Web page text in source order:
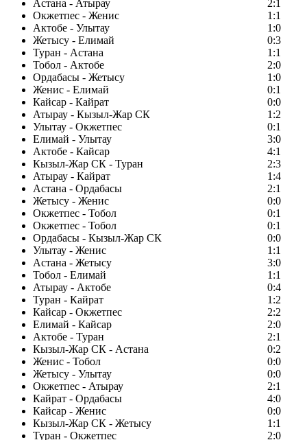
Астана - Атырау
2:1
Окжетпес - Женис
1:1
Актобе - Улытау
1:0
Жетысу - Елимай
0:3
Туран - Астана
1:1
Тобол - Актобе
2:0
Ордабасы - Жетысу
1:0
Женис - Елимай
0:1
Кайсар - Кайрат
0:0
Атырау - Кызыл-Жар СК
1:2
Улытау - Окжетпес
0:1
Елимай - Улытау
3:0
Актобе - Кайсар
4:1
Кызыл-Жар СК - Туран
2:3
Атырау - Кайрат
1:4
Астана - Ордабасы
2:1
Жетысу - Женис
0:0
Окжетпес - Тобол
0:1
Окжетпес - Тобол
0:1
Ордабасы - Кызыл-Жар СК
0:0
Улытау - Женис
1:1
Астана - Жетысу
3:0
Тобол - Елимай
1:1
Атырау - Актобе
0:4
Туран - Кайрат
1:2
Кайсар - Окжетпес
2:2
Елимай - Кайсар
2:0
Актобе - Туран
2:1
Кызыл-Жар СК - Астана
0:2
Женис - Тобол
0:0
Жетысу - Улытау
0:0
Окжетпес - Атырау
2:1
Кайрат - Ордабасы
4:0
Кайсар - Женис
0:0
Кызыл-Жар СК - Жетысу
1:1
Туран - Окжетпес
2:0